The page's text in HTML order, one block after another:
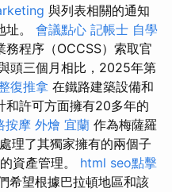
與列表相關的通知
。 會議點心 記帳士 自學
程序（OCCSS）索取官
頭三個月相比，2025年第
復推拿 在鐵路建築設備和
和許可方面擁有20多年的
按摩 外燴 宜蘭 作為梅薩羅
理了其獨家擁有的兩個子
資產管理。 html seo點擊
希望根據巴拉頓地區和該